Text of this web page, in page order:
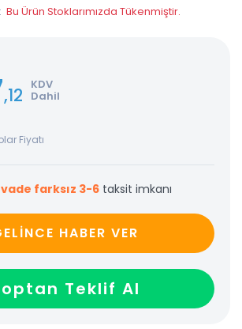
Bu Ürün Stoklarımızda Tükenmiştir.
,12 KDV
Dahil
Fiyatı
vade farksız 3-6 taksit imkanı
HABER VER
Teklif Al